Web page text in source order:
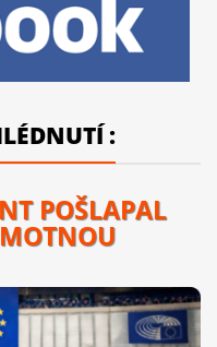
:
POŠLAPAL